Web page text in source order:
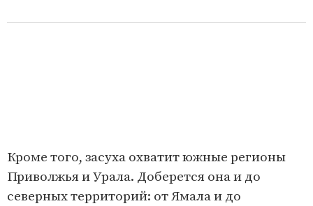
Кроме того, засуха охватит южные регионы
Приволжья и Урала. Доберется она и до
северных территорий: от Ямала и до